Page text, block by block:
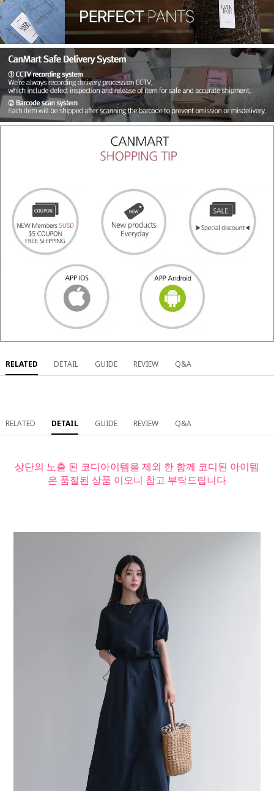
RELATED DETAIL GUIDE REVIEW Q&A
RELATED DETAIL GUIDE REVIEW Q&A
상단의 노출 된 코디아이템을 제외 한 함께 코디된 아이템
은 품절된 상품 이오니 참고 부탁드립니다